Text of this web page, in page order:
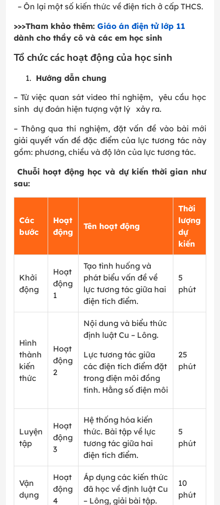
– Ôn lại một số kiến thức về điện tích ở cấp THCS.
>>>Tham khảo thêm: Giáo án điện tử lớp 11
dành cho thầy cô và các em học sinh
Tổ chức các hoạt động của học sinh
Hướng dẫn chung
– Từ việc quan sát video thí nghiệm, yêu cầu học
sinh dự đoán hiện tượng vật lý xảy ra.
– Thông qua thí nghiệm, đặt vấn đề vào bài mới
giải quyết vấn đề đặc điểm của lực tương tác này
gồm: phương, chiều và độ lớn của lực tương tác.
Chuỗi hoạt động học và dự kiến thời gian như
sau:
Các
bước
Hoạt
động
Tên hoạt động
Thời
lượng
dự
kiến
Khởi
động
Hoạt
động
1
Tạo tình huống và
phát biểu vấn đề về
lực tương tác giữa hai
điện tích điểm.
5
phút
Hình
thành
kiến
thức
Hoạt
động
2
Nội dung và biểu thức
định luật Cu – Lông.
Lực tương tác giữa
các điện tích điểm đặt
trong điện môi đồng
tính. Hằng số điện môi
25
phút
Luyện
tập
Hoạt
động
3
Hệ thống hóa kiến
thức. Bài tập về lực
tương tác giữa hai
điện tích điểm.
5
phút
Vận
dụng
Hoạt
động
4
Áp dụng các kiến thức
đã học về định luật Cu
– Lông, giải bài tập.
10
phút